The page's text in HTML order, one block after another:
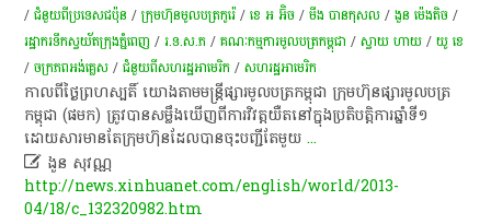
/ជំនួយពីប្រទេសជប៉ុន /ក្រុមហ៊ុនមូលបត្រកូរ៉េ /ខេ អ​ អ៊ិច /មីង បានកុសល /ងួន ម៉េងតិច /
រដ្ឋា​ករទឹកស្វយ័តក្រុងភ្នំពេញ /រ.ទ.ស.ភ /គណៈកម្មការមូលបត្រកម្ពុជា /ស្វាយ ហាយ /យូ​ ខេ
/ចក្រភពអង់គ្លេស​ /ជំនួយពីសហរដ្ឋអាមេរិក /សហរដ្ឋអាមេរិក
កាលពី​ថ្ងៃ​ព្រហស្បតិ៍​ យោង​តាម​មន្ត្រី​ផ្សា​រមូល​ប​ត្រ​កម្ពុជា​ ក្រុមហ៊ុន​ផ្សា​រមូល​ប​ត្រ​
កម្ពុជា​ (​ផ​មក​)​ ត្រូវ​បាន​សម្លឹង​ឃើញ​ពី​កា​រវិ​វត្ត​យឺត​នៅ​ក្នុង​ប្រតិបត្តិការ​ឆ្នាំ​ទី​១​
ដោយសារ​មាន​តែ​ក្រុមហ៊ុន​ដែល​បាន​ចុះបញ្ជី​តែ​មួយ...
 ងួន សុវណ្ណ
http://news.xinhuanet.com/english/world/2013-
04/18/c_132320982.htm